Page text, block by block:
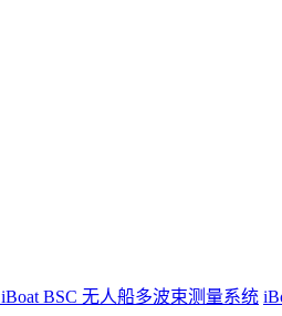
iBoat BSC 无人船多波束测量系统